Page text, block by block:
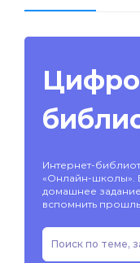
Интернет-
«Онлайн-школы».
домашнее
вспомнить